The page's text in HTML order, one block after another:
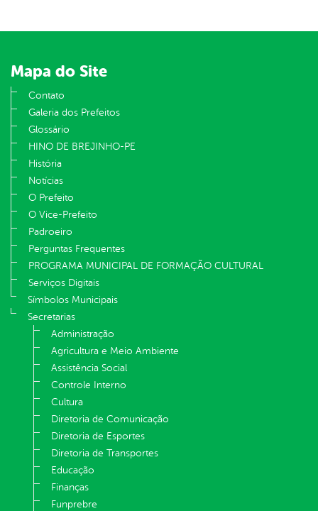
Mapa do Site
Contato
Galeria dos Prefeitos
Glossário
HINO DE BREJINHO-PE
História
Notícias
O Prefeito
O Vice-Prefeito
Padroeiro
Perguntas Frequentes
PROGRAMA MUNICIPAL DE FORMAÇÃO CULTURAL
Serviços Digitais
Símbolos Municipais
Secretarias
Administração
Agricultura e Meio Ambiente
Assistência Social
Controle Interno
Cultura
Diretoria de Comunicação
Diretoria de Esportes
Diretoria de Transportes
Educação
Finanças
Funprebre